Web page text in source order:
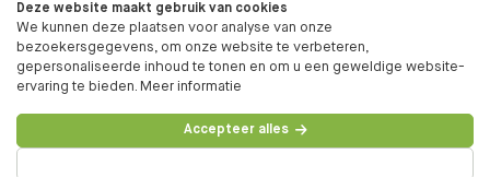
Deze website maakt gebruik van cookies
We kunnen deze plaatsen voor analyse van onze
bezoekersgegevens, om onze website te verbeteren,
gepersonaliseerde inhoud te tonen en om u een geweldige website-
ervaring te bieden. Meer informatie
Accepteer alles